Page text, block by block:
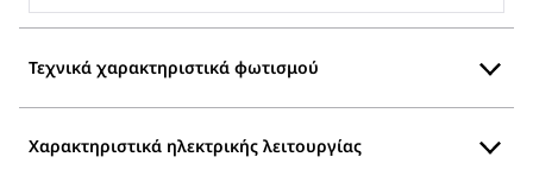
Τεχνικά χαρακτηριστικά φωτισμού
Χαρακτηριστικά ηλεκτρικής λειτουργίας